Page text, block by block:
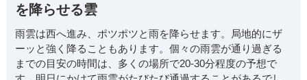
を降らせる雲
雨雲は西へ進み、ポツポツと雨を降らせます。局地的にザ
ーッと強く降ることもあります。個々の雨雲が通り過ぎる
までの目安の時間は、多くの場所で20-30分程度の予想で